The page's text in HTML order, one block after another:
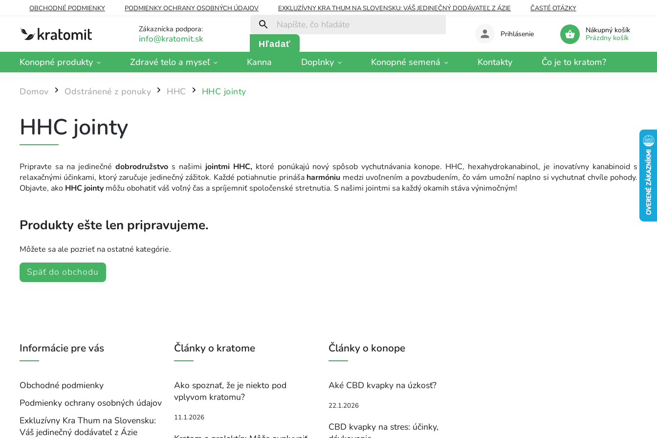
OBCHODNÉ PODMIENKY PODMIENKY OCHRANY OSOBNÝCH ÚDAJOV EXKLUZÍVNY KRA THUM NA SLOVENSKU: VÁŠ JEDINEČNÝ DODÁVATEĽ Z ÁZIE
ČASTÉ OTÁZKY
Zákaznícka podpora:
Hľadať
Nákupný košík
Prázdny košík
Prihlásenie
Konopné produkty Zdravé telo a myseľ Kanna Doplnky Konopné semená Kontakty Čo je to kratom?
Domov / Odstránené z ponuky / HHC / HHC jointy
HHC jointy
Pripravte sa na jedinečné dobrodružstvos našimi jointmi HHC,ktoré ponúkajú nový spôsob vychutnávania konope. HHC, hexahydrokanabinol, je inovatívny kanabinoid s
relaxačnými účinkami, ktorý zaručuje jedinečný zážitok. Každé potiahnutie prináša harmóniu medzi uvoľnením a povzbudením, čo vám umožní naplno si vychutnať chvíle pohody.
Objavte, ako HHC jointy môžu obohatiť váš voľný čas a spríjemniť spoločenské stretnutia. S našimi jointmi sa každý okamih stáva výnimočným!
Produkty ešte len pripravujeme.
Môžete sa ale pozrieť na ostatné kategórie.
Späť do obchodu
Informácie pre vás
Obchodné podmienky
Podmienky ochrany osobných údajov
Exkluzívny Kra Thum na Slovensku:
Váš jedinečný dodávateľ z Ázie
Články o kratome
Ako spoznať, že je niekto pod
vplyvom kratomu?
11.1.2026
Články o konope
Aké CBD kvapky na úzkosť?
22.1.2026
CBD kvapky na stres: účinky,